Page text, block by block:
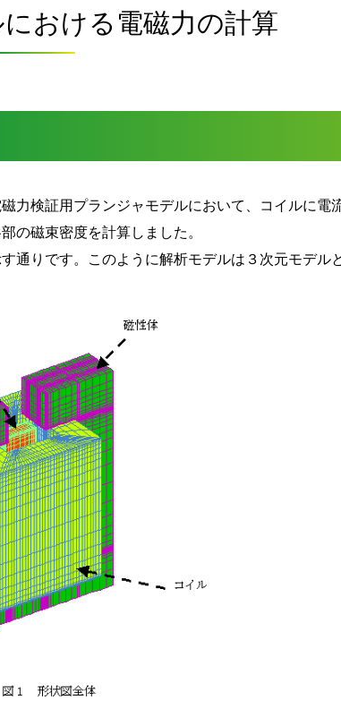
おける電磁力の計算
力検証用プランジャモデルにおいて、コイルに電
の磁束密度を計算しました。
通りです。このように解析モデルは３次元モデル